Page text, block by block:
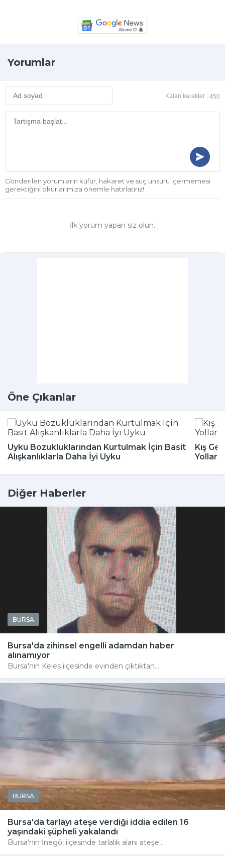
Yorumlar
Kalan karakter : 450
Gönderilen yorumların küfür, hakaret ve suç unsuru içermemesi
gerektiğini okurlarımıza önemle hatırlatırız!
İlk yorum yapan siz olun.
Öne Çıkanlar
Uyku Bozukluklarından Kurtulmak İçin Basit
Alışkanlıklarla Daha İyi Uyku
Kış
Yolları
Diğer Haberler
BURSA
Bursa'da zihinsel engelli adamdan haber
alınamıyor
Bursa'nın Keles ilçesinde evinden çıktıktan...
BURSA
Bursa'da tarlayı ateşe verdiği iddia edilen 16
yaşındaki şüpheli yakalandı
Bursa'nın İnegöl ilçesinde tarlalık alanı ateşe...